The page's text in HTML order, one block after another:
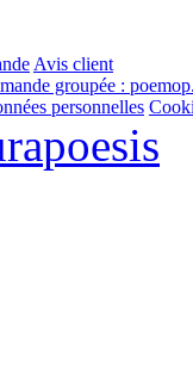
Avis client
groupée :
personnelles
poesis